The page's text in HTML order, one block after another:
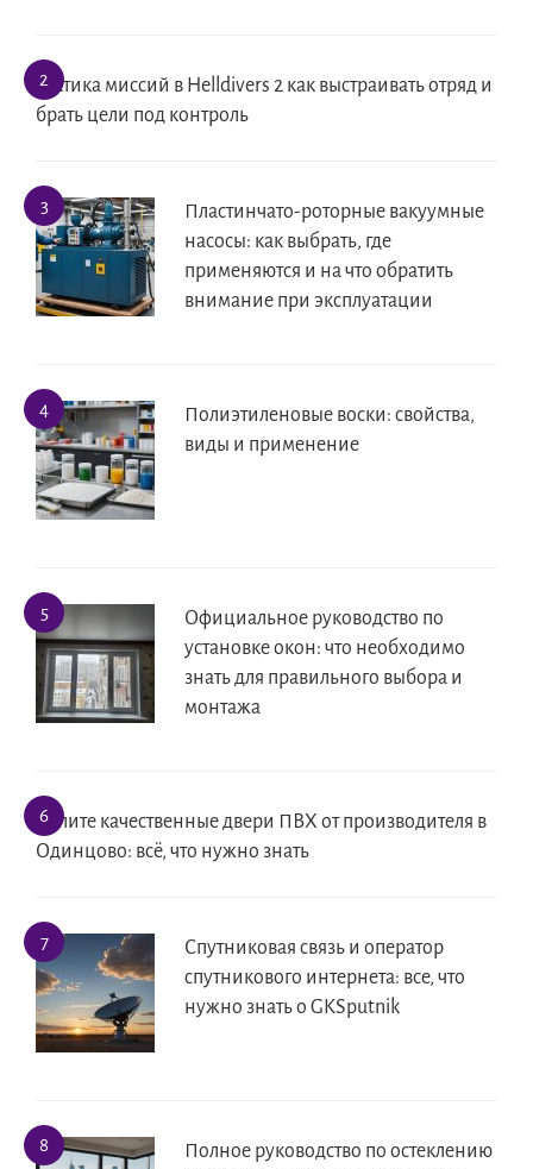
Тактика миссий в Helldivers 2 как выстраивать отряд и
брать цели под контроль
Пластинчато-роторные вакуумные
насосы: как выбрать, где
применяются и на что обратить
внимание при эксплуатации
Полиэтиленовые воски: свойства,
виды и применение
Официальное руководство по
установке окон: что необходимо
знать для правильного выбора и
монтажа
Купите качественные двери ПВХ от производителя в
Одинцово: всё, что нужно знать
Спутниковая связь и оператор
спутникового интернета: все, что
нужно знать о GKSputnik
Полное руководство по остеклению